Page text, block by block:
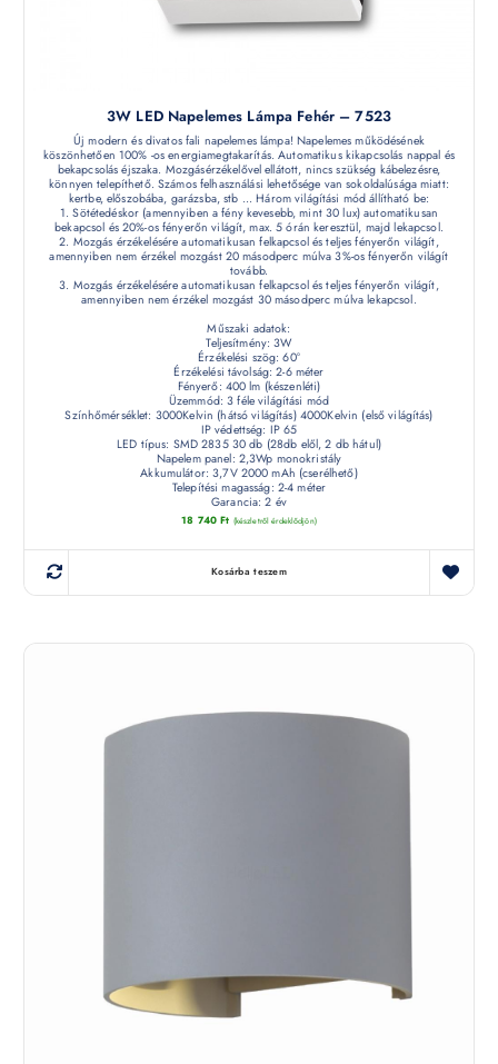
3W LED Napelemes Lámpa Fehér – 7523
Új modern és divatos fali napelemes lámpa! Napelemes működésének
köszönhetően 100% -os energiamegtakarítás. Automatikus kikapcsolás nappal és
bekapcsolás éjszaka. Mozgásérzékelővel ellátott, nincs szükség kábelezésre,
könnyen telepíthető. Számos felhasználási lehetősége van sokoldalúsága miatt:
kertbe, előszobába, garázsba, stb ... Három világítási mód állítható be:
1. Sötétedéskor (amennyiben a fény kevesebb, mint 30 lux) automatikusan
bekapcsol és 20%-os fényerőn világít, max. 5 órán keresztül, majd lekapcsol.
2. Mozgás érzékelésére automatikusan felkapcsol és teljes fényerőn világít,
amennyiben nem érzékel mozgást 20 másodperc múlva 3%-os fényerőn világít
tovább.
3. Mozgás érzékelésére automatikusan felkapcsol és teljes fényerőn világít,
amennyiben nem érzékel mozgást 30 másodperc múlva lekapcsol.
Műszaki adatok:
Teljesítmény: 3W
Érzékelési szög: 60°
Érzékelési távolság: 2-6 méter
Fényerő: 400 lm (készenléti)
Üzemmód: 3 féle világítási mód
Színhőmérséklet: 3000Kelvin (hátsó világítás) 4000Kelvin (első világítás)
IP védettség: IP 65
LED típus: SMD 2835 30 db (28db elől, 2 db hátul)
Napelem panel: 2,3Wp monokristály
Akkumulátor: 3,7V 2000 mAh (cserélhető)
Telepítési magasság: 2-4 méter
Garancia: 2 év
18 740Ft (készletről érdeklődjön)
Kosárba teszem